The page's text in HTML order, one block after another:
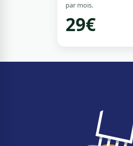
par mois.
29€